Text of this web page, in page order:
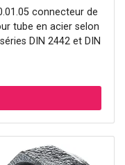
connecteur de
tube en acier selon
DIN 2442 et DIN
l'eau et le gaz (à
Mazout jusqu'à 2
l'eau potable jusqu'à
° C pour gaz -20 à
2000 de l'eau PN 10
avec de l'eau W534
8511AU2216 pour